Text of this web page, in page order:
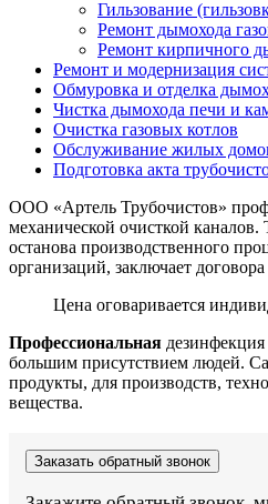
Гильзование
Ремонт дымохода
Ремонт кирпичного
Ремонт и модернизация
Обмуровка и отделка
Чистка дымохода печи и
Очистка газовых котлов
Обслуживание жилых
Подготовка акта
ООО «Артель Трубочистов»
механической очисткой
останова производственного
организаций, заключает
Цена оговаривается
Профессиональная
большим присутствием людей.
продукты, для производств,
вещества.
Заказать обратный звонок